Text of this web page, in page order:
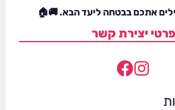
אתכם בבטחה ליעד הבא. 🚚🏠
פרטי יצירת קשר